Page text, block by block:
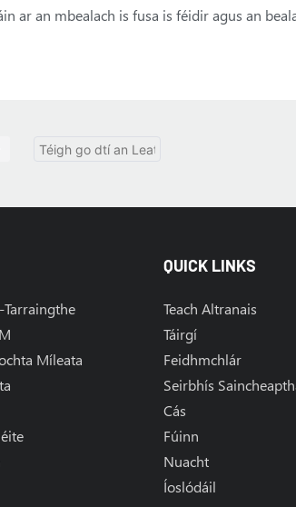
ar an mbealach is fusa is féidir agus an
le húsáid do do thionscadal.
Míleata
QUICK LINKS
Teach Altranais
Táirgí
Feidhmchlár
Seirbhís
Cás
Fúinn
Nuacht
Íoslódáil